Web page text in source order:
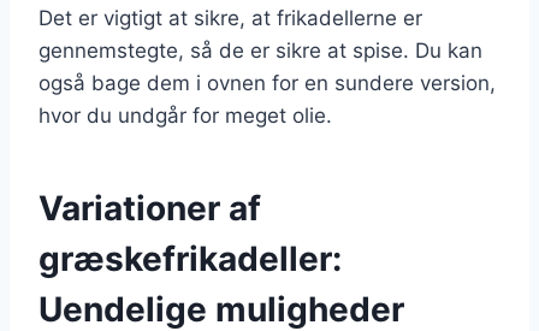
Det er vigtigt at sikre, at frikadellerne er
gennemstegte, så de er sikre at spise. Du kan
også bage dem i ovnen for en sundere version,
hvor du undgår for meget olie.
Variationer af
græskefrikadeller:
Uendelige muligheder